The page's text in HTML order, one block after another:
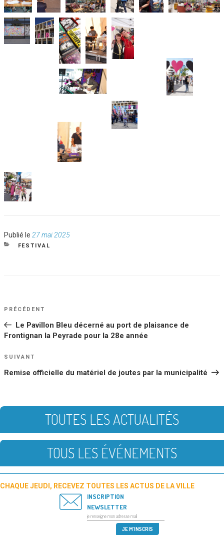
Publié le Publié
le
27 mai 2025
CATÉGORIES
FESTIVAL
NAVIGATION
DE
L’ARTICLE
Article
PRÉCÉDENT
Le Pavillon Bleu décerné au port de plaisance de
Frontignan la Peyrade pour la 28e année
Article
SUIVANT
Remise officielle du matériel de joutes par la municipalité
TOUTES LES ACTUALITÉS
TOUS LES ÉVÉNEMENTS
CHAQUE JEUDI, RECEVEZ TOUTES LES ACTUS DE LA VILLE
INSCRIPTION
NEWSLETTER